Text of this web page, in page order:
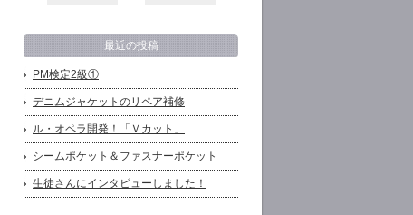
最近の投稿
PM検定2級①
デニムジャケットのリペア補修
ル・オペラ開発！「Ｖカット」
シームポケット＆ファスナーポケット
生徒さんにインタビューしました！